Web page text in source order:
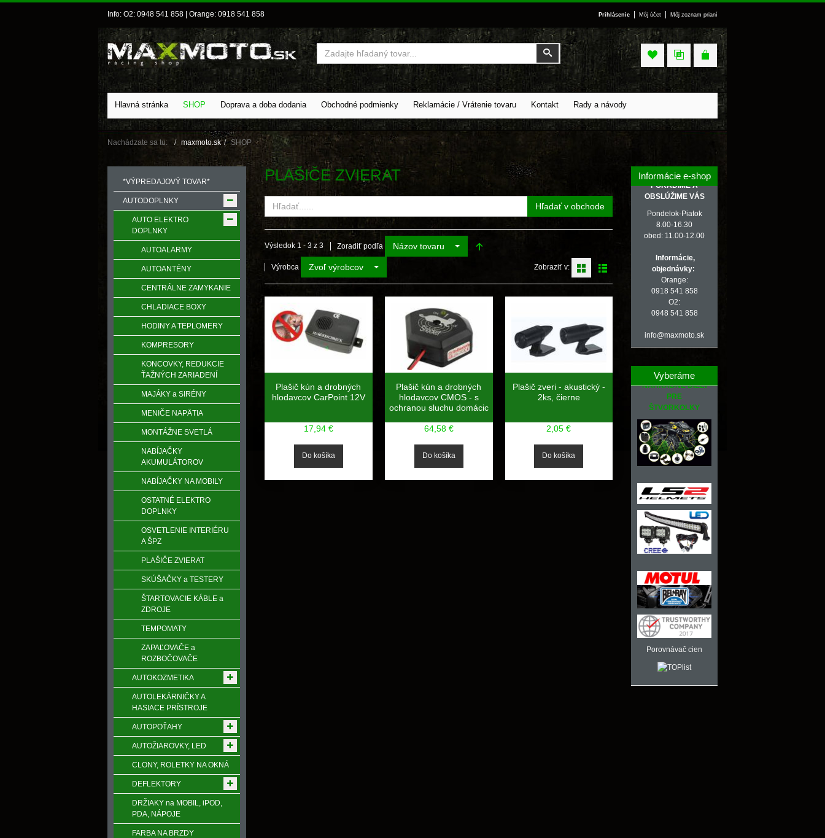
Info: O2: 0948 541 858 | Orange: 0918 541 858 Prihlásenie Môj účet Môj zoznam prianí
Vyhľadať
Vyhľadať
Hlavná stránka SHOP Doprava a doba dodania Obchodné podmienky Reklamácie / Vrátenie tovaru Kontakt Rady a návody
Nachádzate sa tu: maxmoto.sk SHOP
PLAŠIČE ZVIERAT
Hľadať v obchode
Výsledok 1 - 3 z 3 Zoradiť podľa Názov tovaru
Výrobca Zvoľ výrobcov Zobraziť v:
Plašič kún a drobných
hlodavcov CarPoint 12V
17,94 €
Plašič kún a drobných
hlodavcov CMOS - s
ochranou sluchu domácic
64,58 €
Plašič zveri - akustický -
2ks, čierne
2,05 €
*VÝPREDAJOVÝ TOVAR*
AUTODOPLNKY
AUTO ELEKTRO
DOPLNKY
AUTOALARMY
AUTOANTÉNY
CENTRÁLNE ZAMYKANIE
CHLADIACE BOXY
HODINY A TEPLOMERY
KOMPRESORY
KONCOVKY, REDUKCIE
ŤAŽNÝCH ZARIADENÍ
MAJÁKY a SIRÉNY
MENIČE NAPӒTIA
MONTÁŽNE SVETLÁ
NABÍJAČKY
AKUMULÁTOROV
NABÍJAČKY NA MOBILY
OSTATNÉ ELEKTRO
DOPLNKY
OSVETLENIE INTERIÉRU
A ŠPZ
PLAŠIČE ZVIERAT
SKÚŠAČKY a TESTERY
ŠTARTOVACIE KÁBLE a
ZDROJE
TEMPOMATY
ZAPAĽOVAČE a
ROZBOČOVAČE
AUTOKOZMETIKA
AUTOLEKÁRNIČKY A
HASIACE PRÍSTROJE
AUTOPOŤAHY
AUTOŽIAROVKY, LED
CLONY, ROLETKY NA OKNÁ
DEFLEKTORY
DRŽIAKY na MOBIL, iPOD,
PDA, NÁPOJE
FARBA NA BRZDY
Informácie e-shop
PORADÍME A
OBSLÚŽIME VÁS
Pondelok-Piatok
8.00-16.30
obed: 11.00-12.00
Informácie,
objednávky:
Orange:
0918 541 858
O2:
0948 541 858
info@maxmoto.sk
Vyberáme
NÁHRADNÉ DIELY
PRE
ŠTVORKOLKY
Porovnávač cien